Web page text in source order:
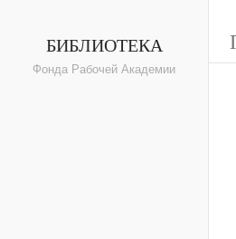
БИБЛИОТЕКА
Фонда Рабочей Академии